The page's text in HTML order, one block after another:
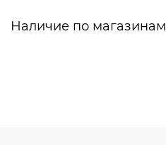
Наличие по магазинам